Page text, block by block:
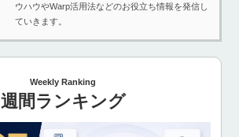
ウハウやWarp活用法などのお役立ち情報を発信し
ていきます。
Weekly Ranking
週間ランキング